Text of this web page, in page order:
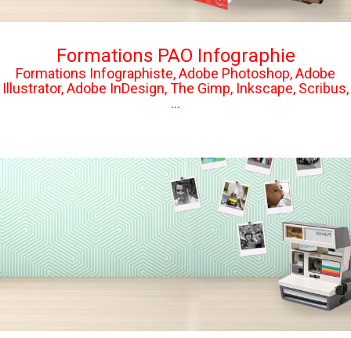
Formations PAO Infographie
Formations Infographiste, Adobe Photoshop, Adobe
Illustrator, Adobe InDesign, The Gimp, Inkscape, Scribus,
...